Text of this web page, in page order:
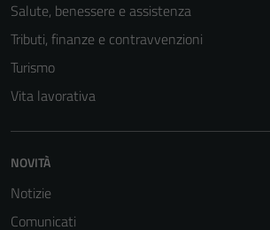
Salute, benessere e assistenza
Tributi, finanze e contravvenzioni
Turismo
Vita lavorativa
NOVITÀ
Notizie
Comunicati